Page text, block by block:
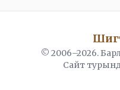
© 2006–2026.
Сайт